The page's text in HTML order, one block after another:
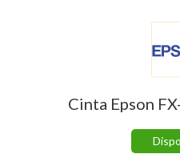
Cinta Epson